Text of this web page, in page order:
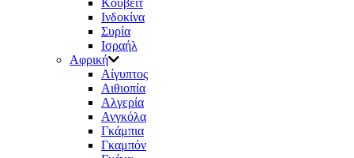
Κουβέιτ
Ινδοκίνα
Συρία
Ισραήλ
Αφρική
Aίγυπτος
Αιθιοπία
Αλγερία
Ανγκόλα
Γκάμπια
Γκαμπόν